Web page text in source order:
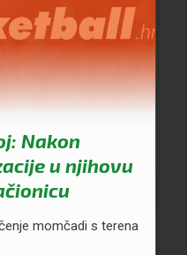
Nakon
u njihovu
momčadi s terena